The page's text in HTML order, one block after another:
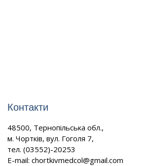
Контакти
48500, Тернопільська обл.,
м. Чортків, вул. Гоголя 7,
тел. (03552)-20253
E-mail: chortkivmedcol@gmail.com